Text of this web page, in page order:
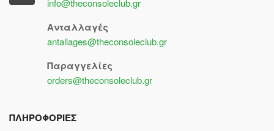
info@theconsoleclub.gr
Ανταλλαγές
antallages@theconsoleclub.gr
Παραγγελίες
orders@theconsoleclub.gr
ΠΛΗΡΟΦΟΡΙΕΣ